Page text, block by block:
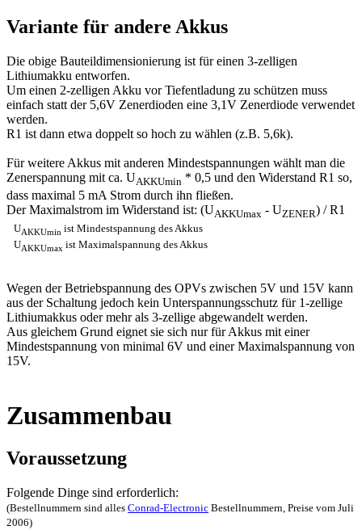
Variante für andere Akkus
Die obige Bauteildimensionierung ist für einen 3-zelligen
Lithiumakku entworfen.
Um einen 2-zelligen Akku vor Tiefentladung zu schützen muss
einfach statt der 5,6V Zenerdioden eine 3,1V Zenerdiode verwendet
werden.
R1 ist dann etwa doppelt so hoch zu wählen (z.B. 5,6k).
Für weitere Akkus mit anderen Mindestspannungen wählt man die
Zenerspannung mit ca. UAKKUmin * 0,5 und den Widerstand R1 so,
dass maximal 5 mA Strom durch ihn fließen.
Der Maximalstrom im Widerstand ist: (UAKKUmax - UZENER) / R1
UAKKUmin ist Mindestspannung des Akkus
UAKKUmax ist Maximalspannung des Akkus
Wegen der Betriebspannung des OPVs zwischen 5V und 15V kann
aus der Schaltung jedoch kein Unterspannungsschutz für 1-zellige
Lithiumakkus oder mehr als 3-zellige abgewandelt werden.
Aus gleichem Grund eignet sie sich nur für Akkus mit einer
Mindestspannung von minimal 6V und einer Maximalspannung von
15V.
Zusammenbau
Voraussetzung
Folgende Dinge sind erforderlich:
(Bestellnummern sind alles Conrad-Electronic Bestellnummern, Preise vom Juli
2006)